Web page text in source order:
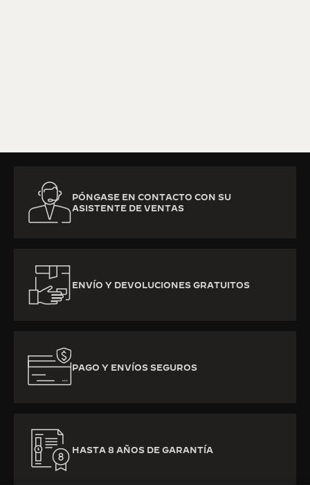
PÓNGASE EN CONTACTO CON SU
ASISTENTE DE VENTAS
ENVÍO Y DEVOLUCIONES GRATUITOS
PAGO Y ENVÍOS SEGUROS
HASTA 8 AÑOS DE GARANTÍA